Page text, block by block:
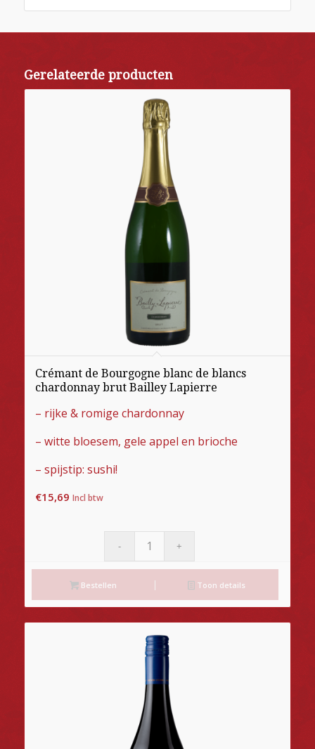
Gerelateerde producten
Crémant de Bourgogne blanc de blancs
chardonnay brut Bailley Lapierre
– rijke & romige chardonnay
– witte bloesem, gele appel en brioche
– spijstip: sushi!
€15,69 Incl btw
Bestellen Toon details